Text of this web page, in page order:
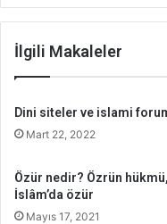
İlgili Makaleler
Dini siteler ve islami
Mart 22, 2022
Özür nedir? Özrün hükmü,
İslâm’da özür
Mayıs 17, 2021